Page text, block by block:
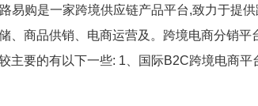
易购是一家跨境供应链产品平台,致力于提
、商品供销、电商运营及。跨境电商分销
主要的有以下一些: 1、国际B2C跨境电商